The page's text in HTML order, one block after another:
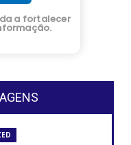
a fortalecer